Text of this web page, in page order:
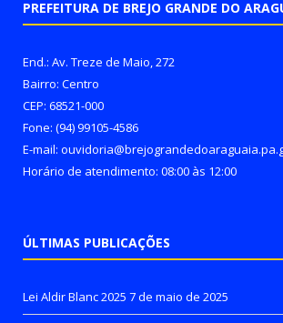
PREFEITURA DE BREJO GRANDE DO
End.: Av. Treze de Maio, 272
Bairro: Centro
CEP: 68521-000
Fone: (94) 99105-4586
E-mail:
Horário de atendimento: 08:00 às 12:00
ÚLTIMAS PUBLICAÇÕES
Lei Aldir Blanc 2025 7 de maio de 2025